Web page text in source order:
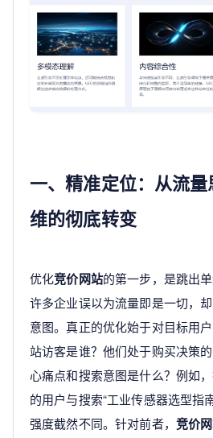
一、精准定位：从流
维的彻底转变
优化竞价网站的第一步，是跳出
许多企业误以为流量即是一切，
意图。真正的优化始于对目标用
站访客是谁？他们处于购买决策
心痛点和搜索意图是什么？例如
的用户与搜索“工业传感器选型指
强度截然不同。针对前者， 竞价